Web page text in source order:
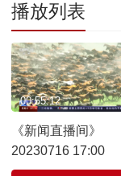
播放列表
《新闻直播间》
20230716 17:00
00:55:12